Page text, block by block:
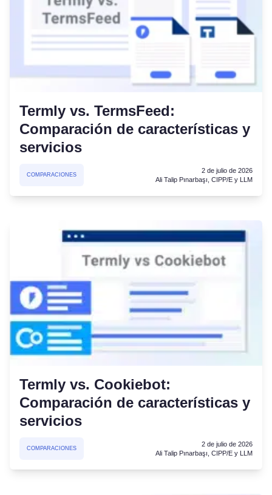
Termly vs. TermsFeed:
Comparación de características y
servicios
COMPARACIONES
2 de julio de 2026
Ali Talip Pınarbaşı, CIPP/E y LLM
Termly vs. Cookiebot:
Comparación de características y
servicios
COMPARACIONES
2 de julio de 2026
Ali Talip Pınarbaşı, CIPP/E y LLM